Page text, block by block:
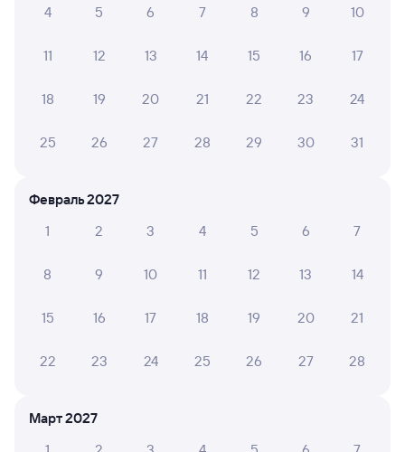
Усолье-Сибирское
из Москвы Ярославской
Ангарск
в Владивосток (ж/д вокзал)
06:45 07:13
Дни следования ближайшие: 8, 9, 10 августа Маршрут
Плацкарт Купе
Фирменный
Плацкарт
от 1 ⁠312 ⁠₽ 2 ⁠165 ⁠₽
4 5 6 7 8 9 10
11 12 13 14 15 16 17
18 19 20 21 22 23 24
25 26 27 28 29 30 31
Февраль 2027
1
2 3 4 5 6 7
8 9 10 11 12 13 14
15 16 17 18 19 20 21
22 23 24 25 26 27 28
Март 2027